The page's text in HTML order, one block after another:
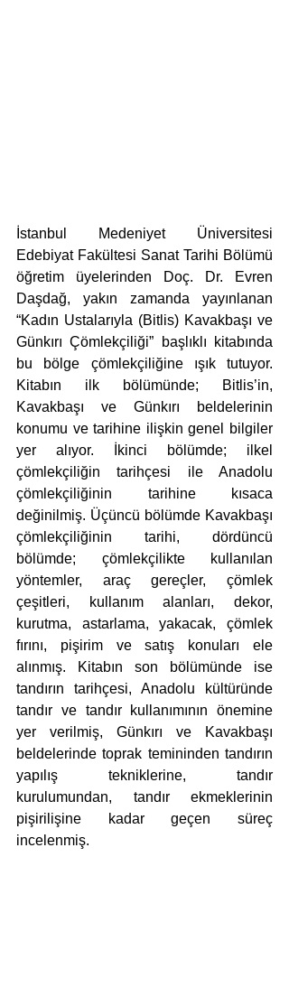
İstanbul Medeniyet Üniversitesi
Edebiyat Fakültesi Sanat Tarihi Bölümü
öğretim üyelerinden Doç. Dr. Evren
Daşdağ, yakın zamanda yayınlanan
“Kadın Ustalarıyla (Bitlis) Kavakbaşı ve
Günkırı Çömlekçiliği” başlıklı kitabında
bu bölge çömlekçiliğine ışık tutuyor.
Kitabın ilk bölümünde; Bitlis’in,
Kavakbaşı ve Günkırı beldelerinin
konumu ve tarihine ilişkin genel bilgiler
yer alıyor. İkinci bölümde; ilkel
çömlekçiliğin tarihçesi ile Anadolu
çömlekçiliğinin tarihine kısaca
değinilmiş. Üçüncü bölümde Kavakbaşı
çömlekçiliğinin tarihi, dördüncü
bölümde; çömlekçilikte kullanılan
yöntemler, araç gereçler, çömlek
çeşitleri, kullanım alanları, dekor,
kurutma, astarlama, yakacak, çömlek
fırını, pişirim ve satış konuları ele
alınmış. Kitabın son bölümünde ise
tandırın tarihçesi, Anadolu kültüründe
tandır ve tandır kullanımının önemine
yer verilmiş, Günkırı ve Kavakbaşı
beldelerinde toprak temininden tandırın
yapılış tekniklerine, tandır
kurulumundan, tandır ekmeklerinin
pişirilişine kadar geçen süreç
incelenmiş.